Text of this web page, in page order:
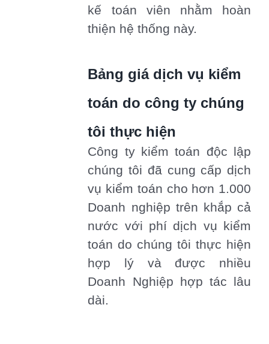
kế toán viên nhằm hoàn
thiện hệ thống này.
Bảng giá dịch vụ kiểm
toán do công ty chúng
tôi thực hiện
Công ty kiểm toán độc lập
chúng tôi đã cung cấp dịch
vụ kiểm toán cho hơn 1.000
Doanh nghiệp trên khắp cả
nước với phí dịch vụ kiểm
toán do chúng tôi thực hiện
hợp lý và được nhiều
Doanh Nghiệp hợp tác lâu
dài.